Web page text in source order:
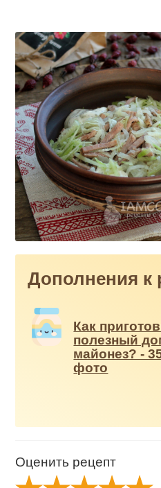
Дополнения к
Как
полезный
майонез? -
фото
Оценить рецепт